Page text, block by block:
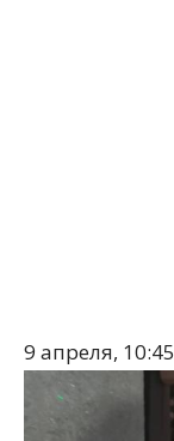
9 апреля, 10:45